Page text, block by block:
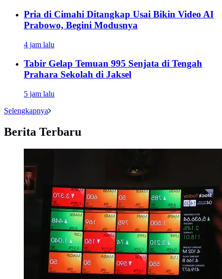
Pria di Cimahi Ditangkap Usai Bikin Video AI
Prabowo, Begini Modusnya
4 jam lalu
Tabir Gelap Temuan 995 Senjata di Tengah
Prahara Sekolah di Jaksel
5 jam lalu
Selengkapnya
Berita Terbaru